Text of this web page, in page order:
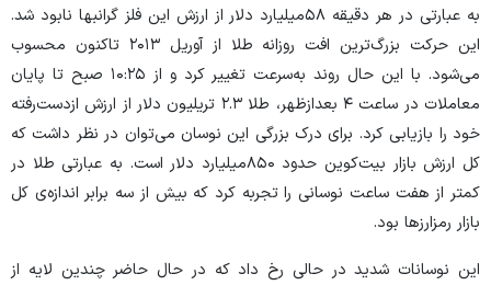
به عبارتی در هر دقیقه ۵۸‌میلیارد دلار از ارزش این فلز گرانبها نابود شد.
این حرکت بزرگ‌ترین افت روزانه طلا از آوریل ۲۰۱۳ تاکنون محسوب
می‌شود. با این حال روند به‌سرعت تغییر کرد و از ۱۰:۲۵ صبح تا پایان
معاملات در ساعت ۴ بعدازظهر، طلا ۲.۳ تریلیون دلار از ارزش ازدست‌رفته
خود را بازیابی کرد. برای درک بزرگی این نوسان می‌توان در نظر داشت که
کل ارزش بازار بیت‌کوین حدود ۸۵۰‌میلیارد دلار است. به عبارتی طلا در
کمتر از هفت ساعت نوسانی را تجربه کرد که بیش از سه برابر اندازه‌ی کل
بازار رمزارز‌ها بود.
این نوسانات شدید در حالی رخ داد که در حال حاضر چندین لایه از